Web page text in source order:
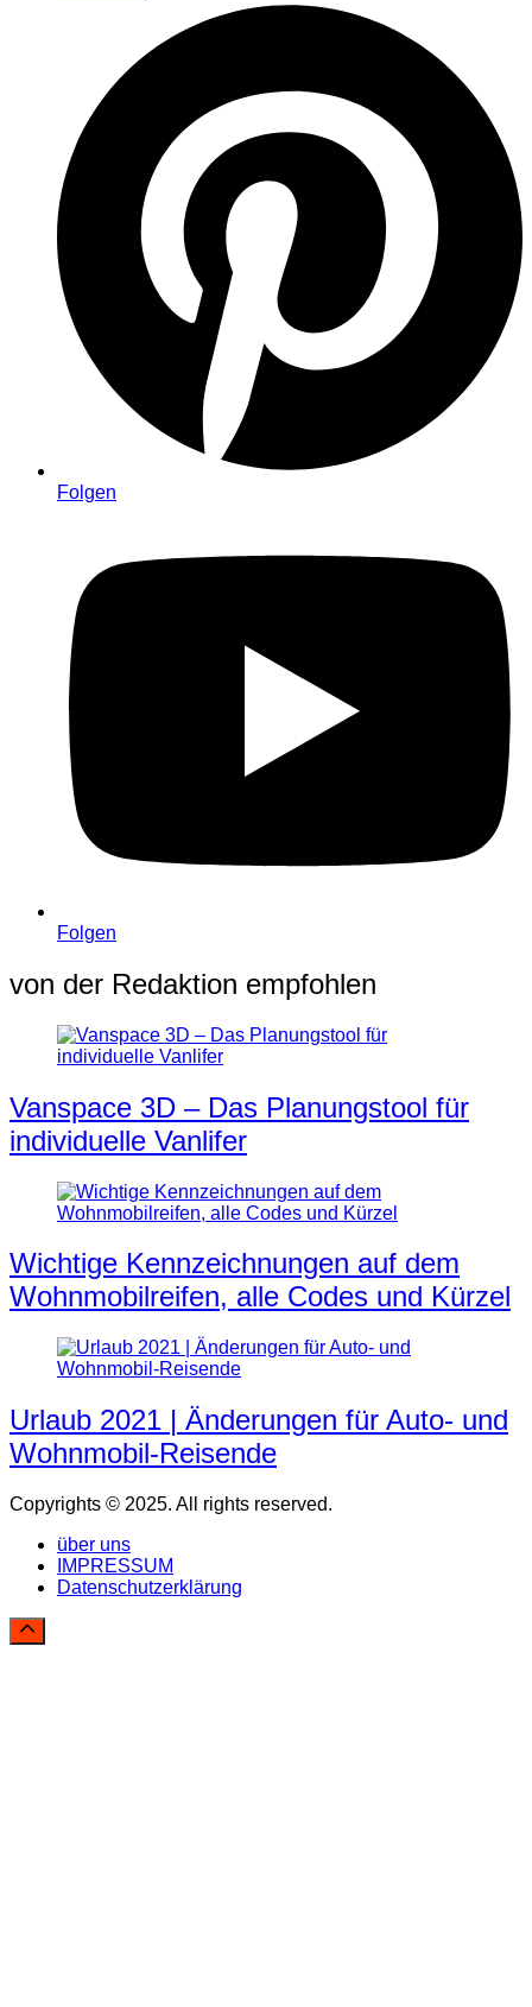
Folgen
Folgen
von der Redaktion empfohlen
Vanspace 3D – Das Planungstool für
individuelle Vanlifer
Wichtige Kennzeichnungen auf dem
Wohnmobilreifen, alle Codes und Kürzel
Urlaub 2021 | Änderungen für Auto- und
Wohnmobil-Reisende
Copyrights © 2025. All rights reserved.
über uns
IMPRESSUM
Datenschutzerklärung